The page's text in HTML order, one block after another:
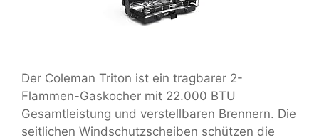
Der Coleman Triton ist ein tragbarer 2-
Flammen-Gaskocher mit 22.000 BTU
Gesamtleistung und verstellbaren Brennern. Die
seitlichen Windschutzscheiben schützen die